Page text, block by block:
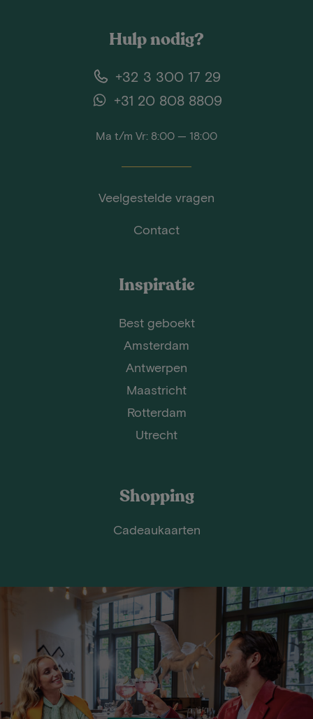
Hulp nodig?
+32 3 300 17 29
+31 20 808 8809
Ma t/m Vr: 8:00 — 18:00
Veelgestelde vragen
Contact
Inspiratie
Best geboekt
Amsterdam
Antwerpen
Maastricht
Rotterdam
Utrecht
Shopping
Cadeaukaarten